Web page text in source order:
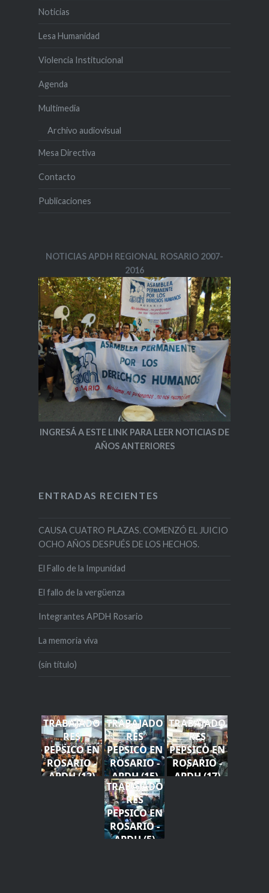
Noticias
Lesa Humanidad
Violencia Institucional
Agenda
Multimedia
Archivo audiovisual
Mesa Directiva
Contacto
Publicaciones
NOTICIAS APDH REGIONAL ROSARIO 2007-
2016
INGRESÁ A ESTE LINK PARA LEER NOTICIAS DE
AÑOS ANTERIORES
ENTRADAS RECIENTES
CAUSA CUATRO PLAZAS. COMENZÓ EL JUICIO
OCHO AÑOS DESPUÉS DE LOS HECHOS.
El Fallo de la Impunidad
El fallo de la vergüenza
Integrantes APDH Rosario
La memoria viva
(sin título)
TRABAJADO
RES
PEPSICO EN
ROSARIO -
APDH (12)
TRABAJADO
RES
PEPSICO EN
ROSARIO -
APDH (15)
TRABAJADO
RES
PEPSICO EN
ROSARIO -
APDH (17)
TRABAJADO
RES
PEPSICO EN
ROSARIO -
APDH (5)